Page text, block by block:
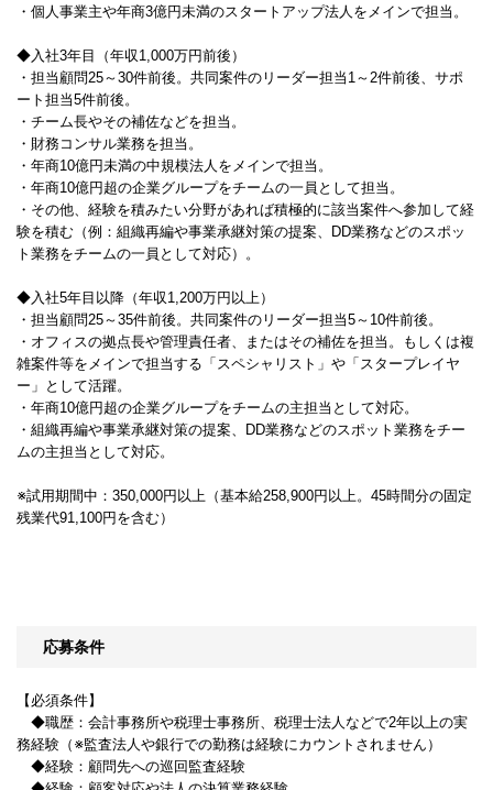
・個人事業主や年商3億円未満のスタートアップ法人をメインで担当。
◆入社3年目（年収1,000万円前後）
・担当顧問25～30件前後。共同案件のリーダー担当1～2件前後、サポ
ート担当5件前後。
・チーム長やその補佐などを担当。
・財務コンサル業務を担当。
・年商10億円未満の中規模法人をメインで担当。
・年商10億円超の企業グループをチームの一員として担当。
・その他、経験を積みたい分野があれば積極的に該当案件へ参加して経
験を積む（例：組織再編や事業承継対策の提案、DD業務などのスポッ
ト業務をチームの一員として対応）。
◆入社5年目以降（年収1,200万円以上）
・担当顧問25～35件前後。共同案件のリーダー担当5～10件前後。
・オフィスの拠点長や管理責任者、またはその補佐を担当。もしくは複
雑案件等をメインで担当する「スペシャリスト」や「スタープレイヤ
ー」として活躍。
・年商10億円超の企業グループをチームの主担当として対応。
・組織再編や事業承継対策の提案、DD業務などのスポット業務をチー
ムの主担当として対応。
※試用期間中：350,000円以上（基本給258,900円以上。45時間分の固定
残業代91,100円を含む）
応募条件
【必須条件】
◆職歴：会計事務所や税理士事務所、税理士法人などで2年以上の実
務経験（※監査法人や銀行での勤務は経験にカウントされません）
◆経験：顧問先への巡回監査経験